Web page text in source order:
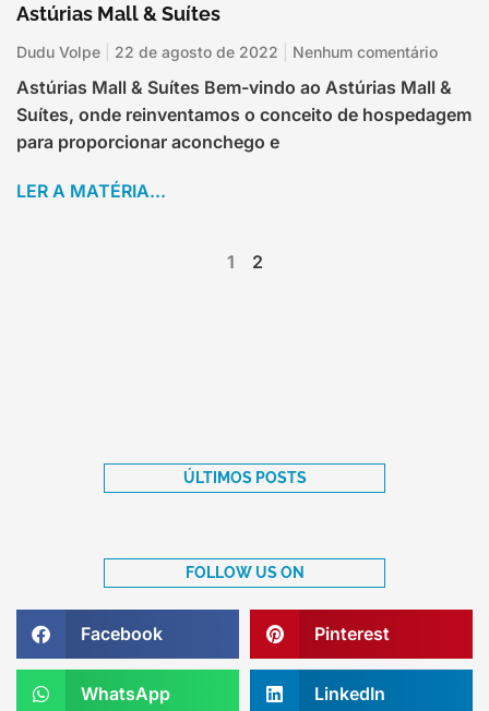
Astúrias Mall & Suítes
Dudu Volpe 22 de agosto de 2022 Nenhum comentário
Astúrias Mall & Suítes Bem-vindo ao Astúrias Mall &
Suítes, onde reinventamos o conceito de hospedagem
para proporcionar aconchego e
LER A MATÉRIA...
1 2
ÚLTIMOS POSTS
FOLLOW US ON
Facebook Pinterest
WhatsApp LinkedIn